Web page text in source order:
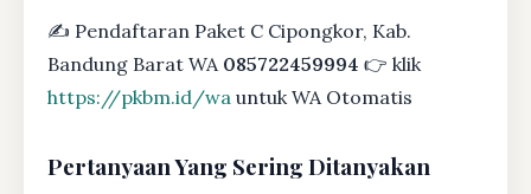
✍ Pendaftaran Paket C Cipongkor, Kab.
Bandung Barat WA 085722459994 👉 klik
https://pkbm.id/wa untuk WA Otomatis
Pertanyaan Yang Sering Ditanyakan